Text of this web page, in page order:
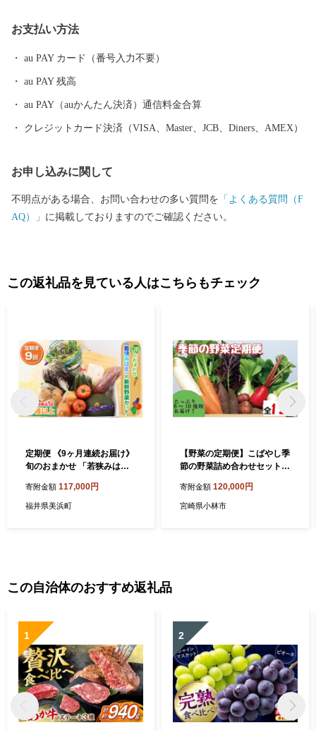
年連続九州 No1 になりました。 「健幸都市」とは、 ・自治の健
・都市基盤の健康（公共交通の充実等） ・産業の健康（農商工業
の振興等） の市の将来像の実現につなげるため、まちづくりの6
つを基本方針を設定したもの。
お支払い方法
au PAY カード（番号入力不要）
au PAY 残高
au PAY（auかんたん決済）通信料金合算
クレジットカード決済（VISA、Master、JCB、Diners、AMEX）
お申し込みに関して
不明点がある場合、お問い合わせの多い質問を 「よくある質問（F
AQ）」 に掲載しておりますのでご確認ください。
この返礼品を見ている人はこちらもチェック
定期便 《9ヶ月連続お届け》
旬のおまかせ 「若狭みは
上＋特産品1品 【ふるさと納
税 春野菜 夏野菜 秋野菜 冬野
寄附金額 117,000円
福井県美浜町
【野菜の定期便】こばやし季
節の野菜詰め合わせセット
定期便 やさい 定期便 野菜セ
ット やさいセット 春野菜 夏
寄附金額 120,000円
宮崎県小林市
この自治体のおすすめ返礼品
1 2